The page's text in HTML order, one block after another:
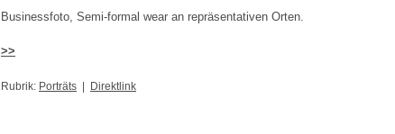
Businessfoto, Semi-formal wear an repräsentativen Orten.
>>
Rubrik: Porträts Direktlink